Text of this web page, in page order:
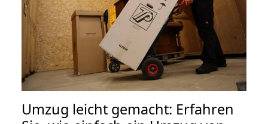
Umzug leicht gemacht: Erfahren